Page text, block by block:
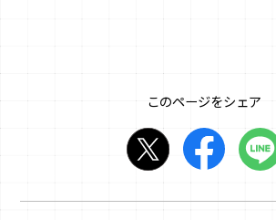
このページをシェア